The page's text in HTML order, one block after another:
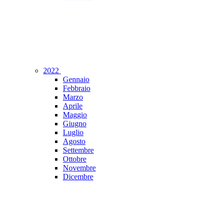
2022
Gennaio
Febbraio
Marzo
Aprile
Maggio
Giugno
Luglio
Agosto
Settembre
Ottobre
Novembre
Dicembre